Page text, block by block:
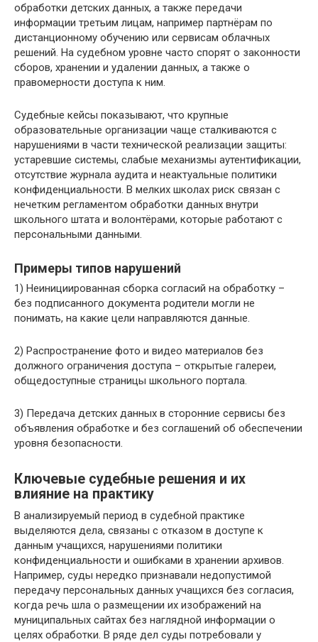
обработки детских данных, а также передачи
информации третьим лицам, например партнёрам по
дистанционному обучению или сервисам облачных
решений. На судебном уровне часто спорят о законности
сборов, хранении и удалении данных, а также о
правомерности доступа к ним.
Судебные кейсы показывают, что крупные
образовательные организации чаще сталкиваются с
нарушениями в части технической реализации защиты:
устаревшие системы, слабые механизмы аутентификации,
отсутствие журнала аудита и неактуальные политики
конфиденциальности. В мелких школах риск связан с
нечетким регламентом обработки данных внутри
школьного штата и волонтёрами, которые работают с
персональными данными.
Примеры типов нарушений
1) Неинициированная сборка согласий на обработку –
без подписанного документа родители могли не
понимать, на какие цели направляются данные.
2) Распространение фото и видео материалов без
должного ограничения доступа – открытые галереи,
общедоступные страницы школьного портала.
3) Передача детских данных в сторонние сервисы без
объявления обработке и без соглашений об обеспечении
уровня безопасности.
Ключевые судебные решения и их
влияние на практику
В анализируемый период в судебной практике
выделяются дела, связаны с отказом в доступе к
данным учащихся, нарушениями политики
конфиденциальности и ошибками в хранении архивов.
Например, суды нередко признавали недопустимой
передачу персональных данных учащихся без согласия,
когда речь шла о размещении их изображений на
муниципальных сайтах без наглядной информации о
целях обработки. В ряде дел суды потребовали у